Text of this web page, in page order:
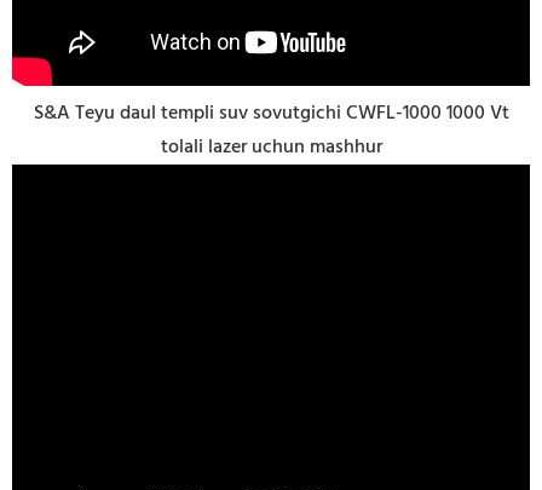
S&A Teyu daul templi suv sovutgichi CWFL-1000 1000 Vt
tolali lazer uchun mashhur